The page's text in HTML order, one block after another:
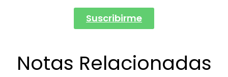
Suscribirme
Notas Relacionadas